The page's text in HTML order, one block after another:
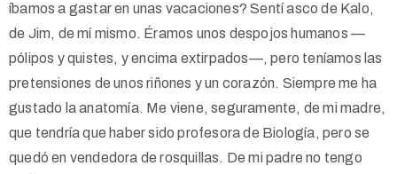
íbamos a gastar en unas vacaciones? Sentí asco de Kalo,
de Jim, de mí mismo. Éramos unos despojos humanos —
pólipos y quistes, y encima extirpados—, pero teníamos las
pretensiones de unos riñones y un corazón. Siempre me ha
gustado la anatomía. Me viene, seguramente, de mi madre,
que tendría que haber sido profesora de Biología, pero se
quedó en vendedora de rosquillas. De mi padre no tengo